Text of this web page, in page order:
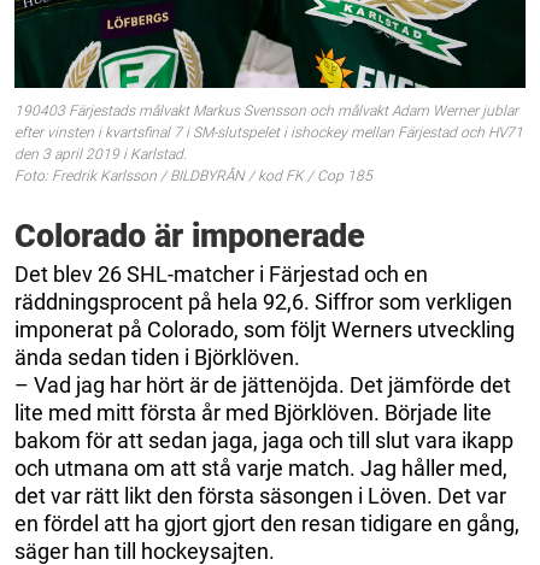
190403 Färjestads målvakt Markus Svensson och målvakt Adam Werner jublar
efter vinsten i kvartsfinal 7 i SM-slutspelet i ishockey mellan Färjestad och HV71
den 3 april 2019 i Karlstad.
Foto: Fredrik Karlsson / BILDBYRÅN / kod FK / Cop 185
Colorado är imponerade
Det blev 26 SHL-matcher i Färjestad och en
räddningsprocent på hela 92,6. Siffror som verkligen
imponerat på Colorado, som följt Werners utveckling
ända sedan tiden i Björklöven.
– Vad jag har hört är de jättenöjda. Det jämförde det
lite med mitt första år med Björklöven. Började lite
bakom för att sedan jaga, jaga och till slut vara ikapp
och utmana om att stå varje match. Jag håller med,
det var rätt likt den första säsongen i Löven. Det var
en fördel att ha gjort gjort den resan tidigare en gång,
säger han till hockeysajten.